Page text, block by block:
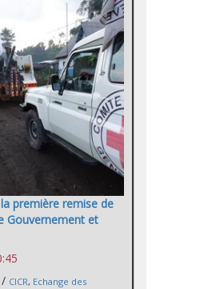
première remise de
Gouvernement et
/ CICR, Echange des